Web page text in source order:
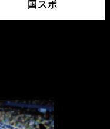
国スポ